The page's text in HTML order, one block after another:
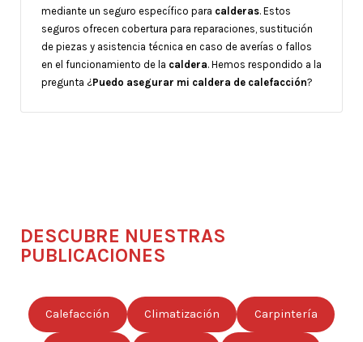
mediante un seguro específico para calderas. Estos
seguros ofrecen cobertura para reparaciones, sustitución
de piezas y asistencia técnica en caso de averías o fallos
en el funcionamiento de la caldera. Hemos respondido a la
pregunta ¿Puedo asegurar mi caldera de calefacción?
DESCUBRE NUESTRAS
PUBLICACIONES
Calefacción Climatización Carpintería